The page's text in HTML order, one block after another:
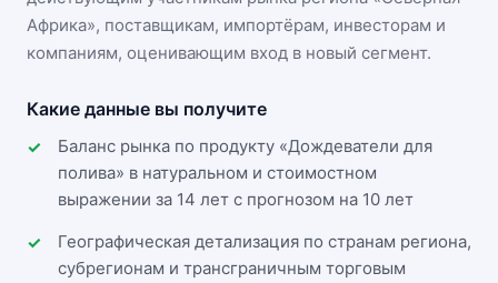
Африка», поставщикам, импортёрам, инвесторам и
компаниям, оценивающим вход в новый сегмент.
Какие данные вы получите
Баланс рынка по продукту «Дождеватели для
полива» в натуральном и стоимостном
выражении за 14 лет с прогнозом на 10 лет
Географическая детализация по странам региона,
субрегионам и трансграничным торговым